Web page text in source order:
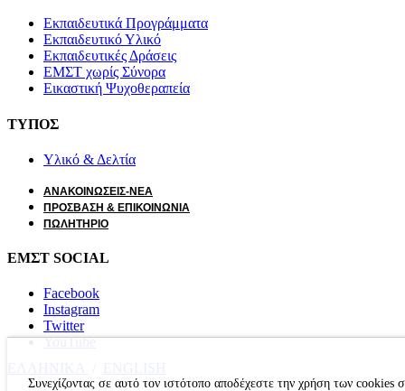
Εκπαιδευτικά Προγράμματα
Εκπαιδευτικό Υλικό
Εκπαιδευτικές Δράσεις
ΕΜΣΤ χωρίς Σύνορα
Εικαστική Ψυχοθεραπεία
ΤΥΠΟΣ
Υλικό & Δελτία
ΑΝΑΚΟΙΝΩΣΕΙΣ-ΝΕΑ
ΠΡΟΣΒΑΣΗ & ΕΠΙΚΟΙΝΩΝΙΑ
ΠΩΛΗΤΗΡΙΟ
ΕΜΣΤ SOCIAL
Facebook
Instagram
Twitter
YouTube
Συνεχίζοντας σε αυτό τον ιστότοπο αποδέχεστε την χρήση των cookies